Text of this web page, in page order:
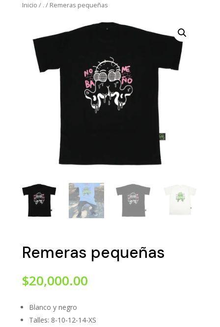
Inicio / . / Remeras pequeñas
Remeras pequeñas
$20,000.00
Blanco y negro
Talles: 8-10-12-14-XS